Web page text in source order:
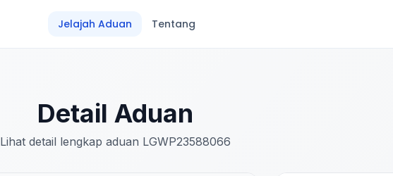
Jelajah Aduan
Tentang
Detail Aduan
Lihat detail lengkap aduan LGWP23588066